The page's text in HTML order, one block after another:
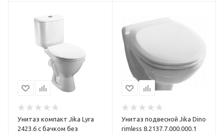
Унитаз компакт Jika Lyra
2423.6 с бачком без
Унитаз подвесной Jika Dino
rimless 8.2137.7.000.000.1